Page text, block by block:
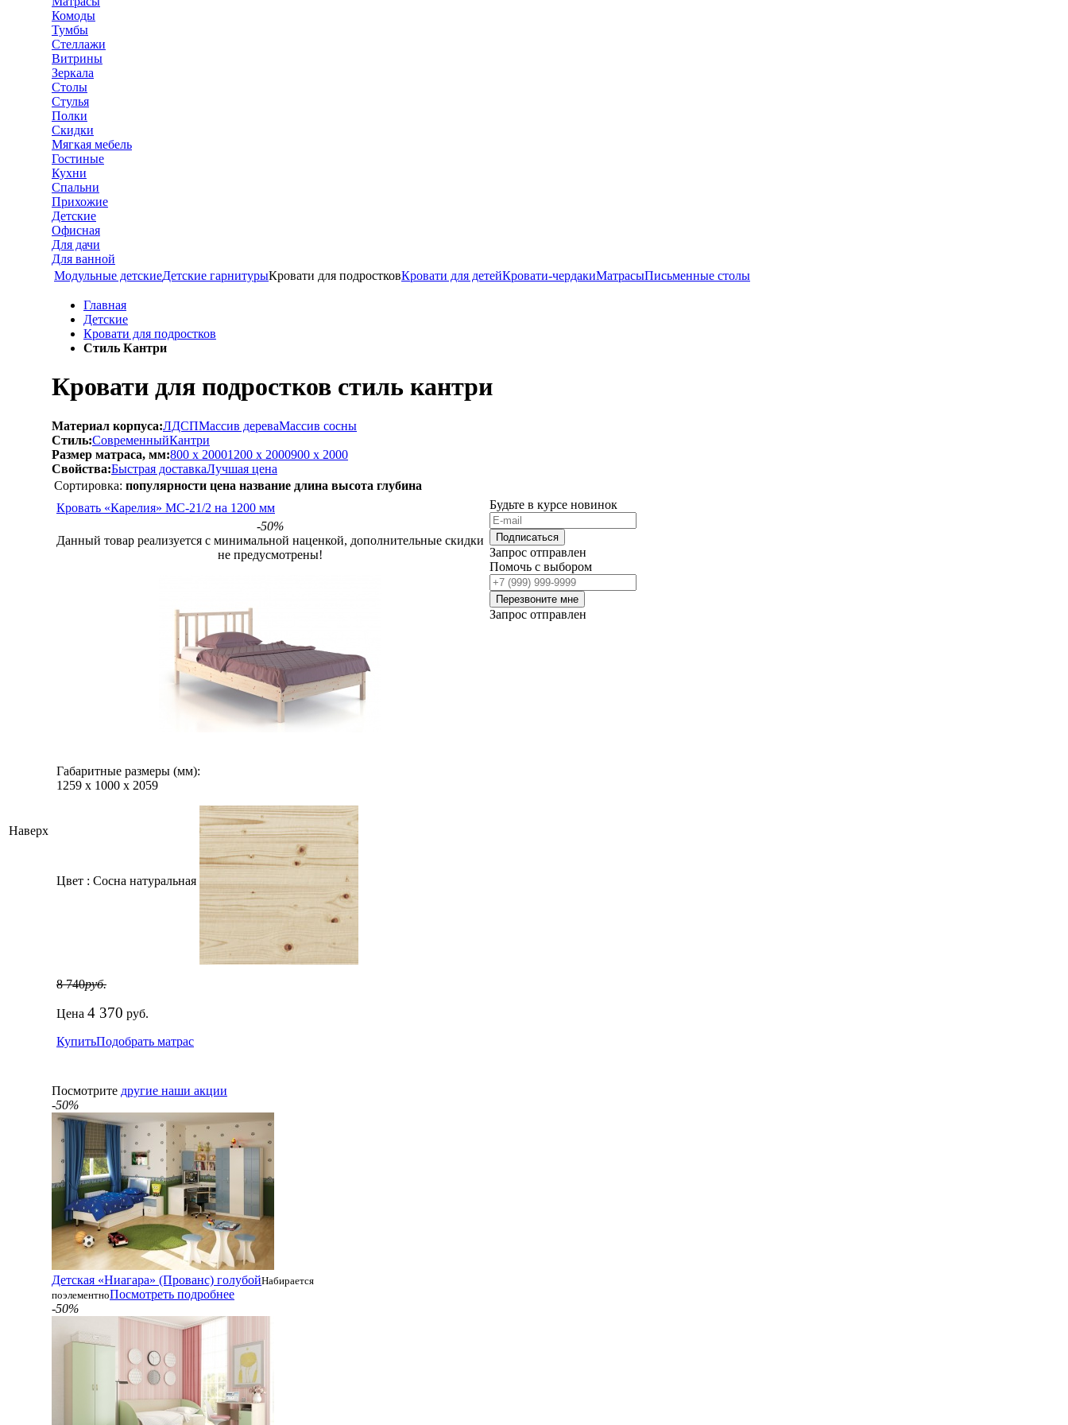
Наверх
Комоды
Тумбы
Стеллажи
Витрины
Зеркала
Столы
Стулья
Полки
Скидки
Мягкая мебель
Гостиные
Кухни
Спальни
Прихожие
Детские
Офисная
Для дачи
Для ванной
Модульные детскиеДетские гарнитурыКровати для подростковКровати для детейКровати-чердакиМатрасыПисьменные столы
Главная
Детские
Кровати для подростков
Стиль Кантри
Кровати для подростков стиль кантри
Материал корпуса:ЛДСПМассив дереваМассив сосны
Стиль:СовременныйКантри
Размер матраса, мм:800 х 20001200 х 2000900 х 2000
Свойства:Быстрая доставкаЛучшая цена
Сортировка: популярности цена название длина высота глубина
Кровать «Карелия» МС-21/2 на 1200 мм
-50%
Данный товар реализуется с минимальной наценкой, дополнительные скидки
не предусмотрены!
Габаритные размеры (мм):
1259 х 1000 х 2059
Цвет : Сосна натуральная
8 740руб.
Цена 4 370 руб.
КупитьПодобрать матрас
Будьте в курсе новинок
Подписаться
Запрос отправлен
Помочь с выбором
Перезвоните мне
Запрос отправлен
Посмотрите другие наши акции
-50%
Детская «Ниагара» (Прованс) голубойНабирается
поэлементноПосмотреть подробнее
-50%